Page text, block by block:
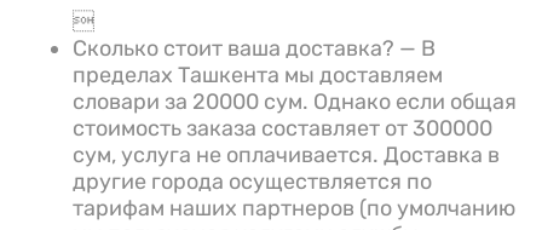

Сколько стоит ваша доставка? — В
пределах Ташкента мы доставляем
словари за 20000 сум. Однако если общая
стоимость заказа составляет от 300000
сум, услуга не оплачивается. Доставка в
другие города осуществляется по
тарифам наших партнеров (по умолчанию